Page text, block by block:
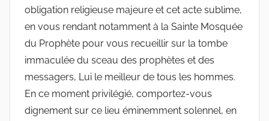
obligation religieuse majeure et cet acte sublime,
en vous rendant notamment à la Sainte Mosquée
du Prophète pour vous recueillir sur la tombe
immaculée du sceau des prophètes et des
messagers, Lui le meilleur de tous les hommes.
En ce moment privilégié, comportez-vous
dignement sur ce lieu éminemment solennel, en